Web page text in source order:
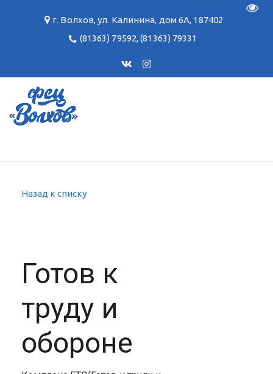
г. Волхов,ул. Калинина, дом 6А, 187402
(81363) 79592,(81363) 79331
Назад к списку
Готов к
труду и
обороне